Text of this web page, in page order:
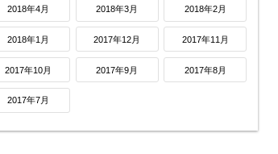
2018年4月 2018年3月 2018年2月
2018年1月 2017年12月 2017年11月
2017年10月 2017年9月 2017年8月
2017年7月